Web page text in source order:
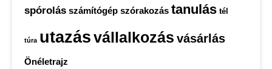
spórolás számítógép szórakozás tanulás tél
túra utazásvállalkozás vásárlás
Önéletrajz